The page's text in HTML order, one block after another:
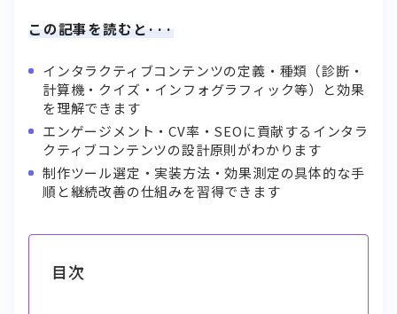
この記事を読むと···
インタラクティブコンテンツの定義・種類（診断・
計算機・クイズ・インフォグラフィック等）と効果
を理解できます
エンゲージメント・CV率・SEOに貢献するインタラ
クティブコンテンツの設計原則がわかります
制作ツール選定・実装方法・効果測定の具体的な手
順と継続改善の仕組みを習得できます
目次